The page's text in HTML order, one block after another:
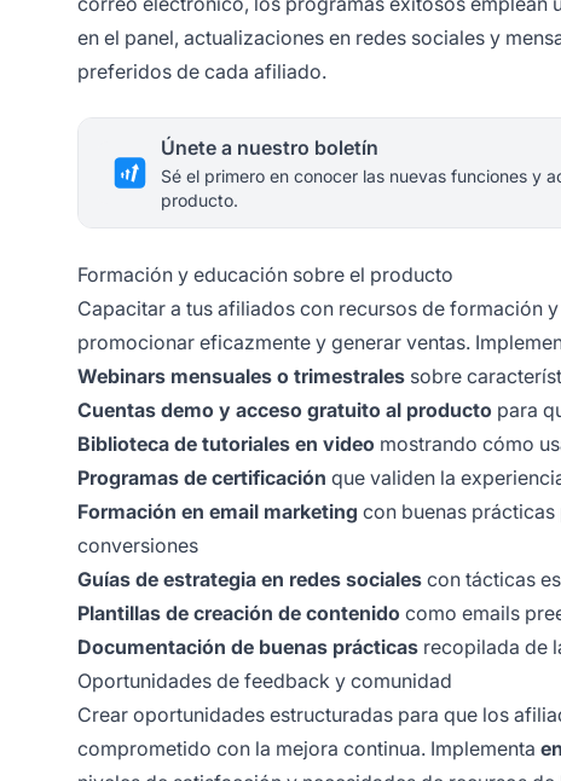
en el panel, actualizaciones en redes sociales y
preferidos de cada afiliado.
Únete a nuestro boletín
Sé el primero en conocer las nuevas funciones y
producto.
Formación y educación sobre el producto
Capacitar a tus afiliados con recursos de formación
promocionar eficazmente y generar ventas.
Webinars mensuales o trimestrales sobre
Cuentas demo y acceso gratuito al producto para
Biblioteca de tutoriales en video mostrando cómo
Programas de certificación que validen la
Formación en email marketing con buenas
conversiones
Guías de estrategia en redes sociales con tácticas
Plantillas de creación de contenido como emails
Documentación de buenas prácticas recopilada de
Oportunidades de feedback y comunidad
Crear oportunidades estructuradas para que los
comprometido con la mejora continua. Implementa